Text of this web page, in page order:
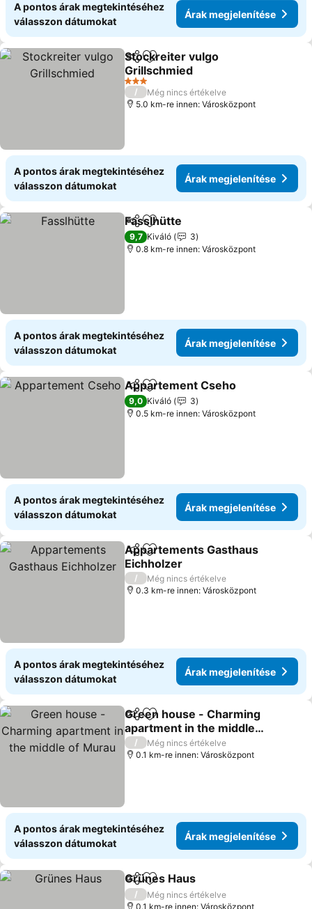
A pontos árak megtekintéséhez
válasszon dátumokat
Árak megjelenítése
Megosztás
Hozzáadás a kedvencekhez
Stockreiter vulgo
Grillschmied
3 Kategória
/
Még nincs értékelve
5.0 km-re innen: Városközpont
A pontos árak megtekintéséhez
válasszon dátumokat
Árak megjelenítése
Megosztás
Hozzáadás a kedvencekhez
Fasslhütte
9,7 Kiváló
3
0.8 km-re innen: Városközpont
A pontos árak megtekintéséhez
válasszon dátumokat
Árak megjelenítése
Megosztás
Hozzáadás a kedvencekhez
Appartement Cseho
9,0 Kiváló
3
0.5 km-re innen: Városközpont
A pontos árak megtekintéséhez
válasszon dátumokat
Árak megjelenítése
Megosztás
Hozzáadás a kedvencekhez
Appartements Gasthaus
Eichholzer
/
Még nincs értékelve
0.3 km-re innen: Városközpont
A pontos árak megtekintéséhez
válasszon dátumokat
Árak megjelenítése
Megosztás
Hozzáadás a kedvencekhez
Green house - Charming
apartment in the middle
of Murau
/
Még nincs értékelve
0.1 km-re innen: Városközpont
A pontos árak megtekintéséhez
válasszon dátumokat
Árak megjelenítése
Megosztás
Hozzáadás a kedvencekhez
Grünes Haus
/
Még nincs értékelve
0.1 km-re innen: Városközpont